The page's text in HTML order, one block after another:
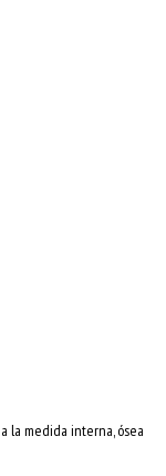
la medida interna, ósea